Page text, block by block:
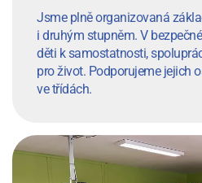
Jsme plně organizovaná
i druhým stupněm. V
děti k samostatnosti,
pro život. Podporujeme jejich
ve třídách.